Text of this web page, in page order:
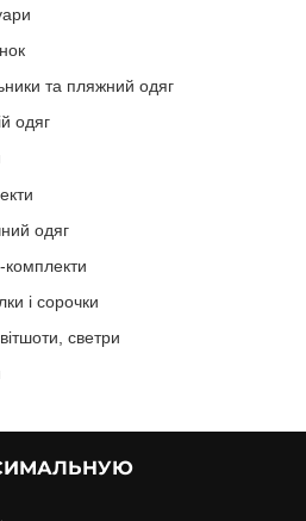
та пляжний одяг
одяг
одяг
і сорочки
светри